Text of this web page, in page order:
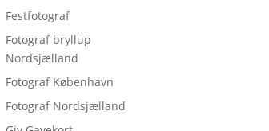
Festfotograf
Fotograf bryllup
Nordsjælland
Fotograf København
Fotograf Nordsjælland